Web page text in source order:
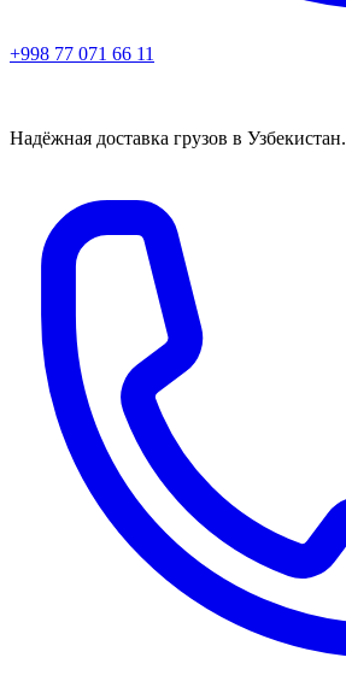
+998 77 071 66 11
Надёжная доставка грузов в Узбекистан.